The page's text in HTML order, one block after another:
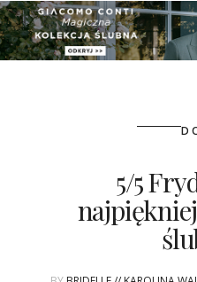
ZGŁOSZENIA
POLECANE FIRMY
5/5